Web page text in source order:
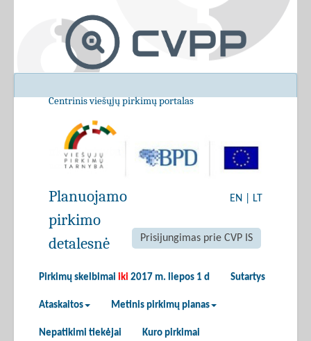
Centrinis viešųjų pirkimų portalas
EN LT
Prisijungimas prie CVP IS
Pirkimų skelbimai iki 2017 m. liepos 1 d Sutartys
Ataskaitos Metinis pirkimų planas
Nepatikimi tiekėjai Kuro pirkimai
Planuojamo
pirkimo
detalesnė